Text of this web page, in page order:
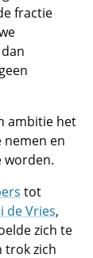
fractie
ambitie het
nemen en
worden.
tot
de Vries,
zich te
trok zich